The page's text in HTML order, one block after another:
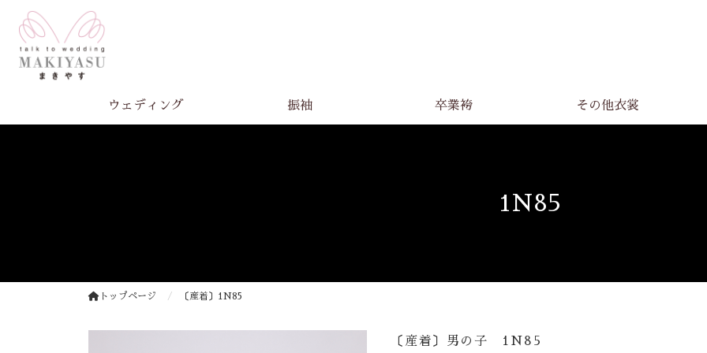
ウェディング 振袖 卒業袴 その他衣裳
1N85
トップページ 〔産着〕1N85
〔産着〕男の子 1N85